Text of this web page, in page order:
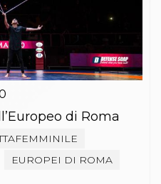
di Roma
EUROPEI DI ROMA